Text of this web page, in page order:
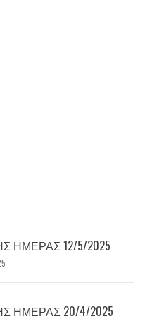
ΗΜΈΡΑΣ 12/5/2025
ΗΜΈΡΑΣ 20/4/2025